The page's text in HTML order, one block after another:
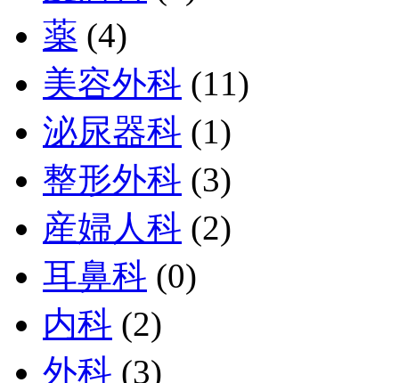
薬 (4)
美容外科 (11)
泌尿器科 (1)
整形外科 (3)
産婦人科 (2)
耳鼻科 (0)
内科 (2)
外科 (3)